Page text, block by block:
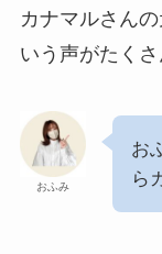
カナマルさん
いう声がたくさ
おふみ
お
ら